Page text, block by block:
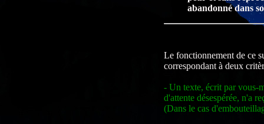
abandonné dans
Le fonctionnement de ce
correspondant à deux
- Un texte, écrit par vous-
d'attente désespérée, n'a
(Dans le cas